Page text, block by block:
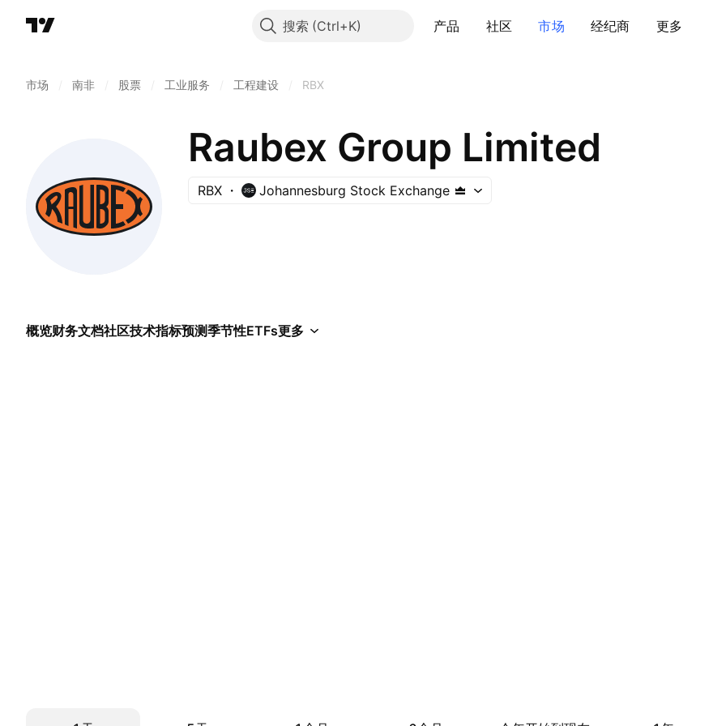
搜索 产品 社区 市场 经纪商 更多
市场 南非 股票 工业服务 工程建设 RBX
Raubex Group Limited
RBX Johannesburg Stock Exchange
概览财务文档社区技术指标预测季节性ETFs更多